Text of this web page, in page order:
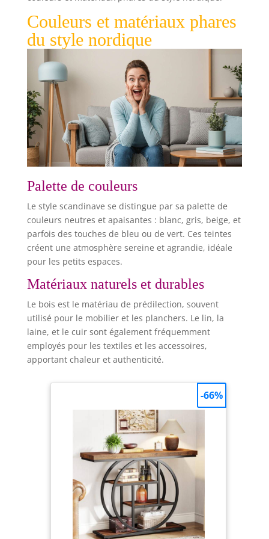
PURETÉ CERTIFIÉE : Le label Oeko-Tex garantit une
fabrication respectueuse de l'environnement et
représente un gage de qualité et de transparence.
Représentant un choix durable et sans risque,
notre produit répond à vos besoins tout en
respectant des normes strictes de qualité et de
sécurité.
Couleurs et matériaux phares
du style nordique
Palette de couleurs
Le style scandinave se distingue par sa palette de
couleurs neutres et apaisantes : blanc, gris, beige, et
parfois des touches de bleu ou de vert. Ces teintes
créent une atmosphère sereine et agrandie, idéale
pour les petits espaces.
Matériaux naturels et durables
Le bois est le matériau de prédilection, souvent
utilisé pour le mobilier et les planchers. Le lin, la
laine, et le cuir sont également fréquemment
employés pour les textiles et les accessoires,
apportant chaleur et authenticité.
-66%